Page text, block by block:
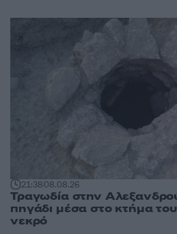
21:3808.08.26
Τραγωδία στην
πηγάδι μέσα στο κτήμα
νεκρό